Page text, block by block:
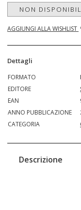
NON
AGGIUNGI ALLA WISHLIST
Dettagli
FORMATO
EDITORE
EAN
ANNO PUBBLICAZIONE
CATEGORIA
Descrizione